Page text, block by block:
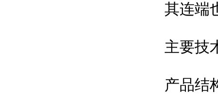
其连端
主要技
产品结